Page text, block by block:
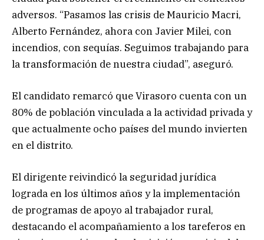
adversos. “Pasamos las crisis de Mauricio Macri,
Alberto Fernández, ahora con Javier Milei, con
incendios, con sequías. Seguimos trabajando para
la transformación de nuestra ciudad”, aseguró.
El candidato remarcó que Virasoro cuenta con un
80% de población vinculada a la actividad privada y
que actualmente ocho países del mundo invierten
en el distrito.
El dirigente reivindicó la seguridad jurídica
lograda en los últimos años y la implementación
de programas de apoyo al trabajador rural,
destacando el acompañamiento a los tareferos en